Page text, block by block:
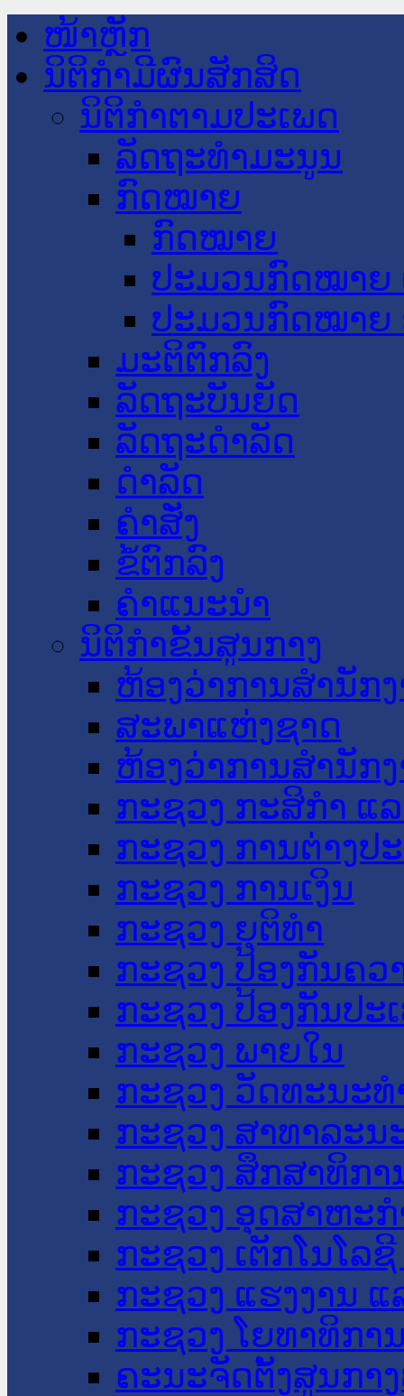
ໜ້າຫຼັກ
ນິຕິກໍາມີຜົນສັກສິດ
ນິຕິກໍາຕາມປະເພດ
ລັດຖະທໍາມະນູນ
ກົດໝາຍ
ກົດໝາຍ
ປະມວນກົດໝາຍ
ປະມວນກົດໝາຍ
ມະຕິຕົກລົງ
ລັດຖະບັນຍັດ
ລັດຖະດໍາລັດ
ດໍາລັດ
ຄໍາສັ່ງ
ຂໍ້ຕົກລົງ
ຄໍາແນະນໍາ
ນິຕິກໍາຂັ້ນສູນກາງ
ຫ້ອງວ່າການສໍານັກ
ສະພາແຫ່ງຊາດ
ຫ້ອງວ່າການສຳນັກ
ກະຊວງ ກະສິກຳ ແ
ກະຊວງ ການຕ່າງປ
ກະຊວງ ການເງິນ
ກະຊວງ ຍຸຕິທໍາ
ກະຊວງ ປ້ອງກັນຄວ
ກະຊວງ ປ້ອງກັນປະ
ກະຊວງ ພາຍໃນ
ກະຊວງ ວັດທະນະ
ກະຊວງ ສາທາລະນ
ກະຊວງ ສຶກສາທິກາ
ກະຊວງ ອຸດສາຫະ
ກະຊວງ ເຕັກໂນໂລ
ກະຊວງ ແຮງງານ
ກະຊວງ ໂຍທາທິກາ
ຄະນະຈັດຕັ້ງສູນກາ